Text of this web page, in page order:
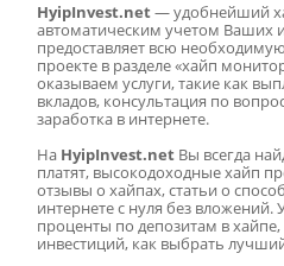
HyipInvest.net— удобнейший
автоматическим учетом Ваших
предоставляет всю
проекте в разделе «хайп
оказываем услуги, такие как
вкладов, консультация по
заработка в интернете.
На HyipInvest.net Вы всегда
платят, высокодоходные хайп
отзывы о хайпах, статьи о
интернете с нуля без вложений.
проценты по депозитам в хайпе,
инвестиций, как выбрать